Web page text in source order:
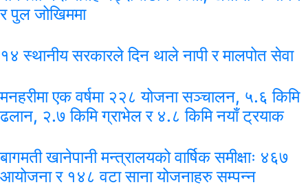
र पुल जोखिममा
१४ स्थानीय सरकारले दिन थाले नापी र मालपोत सेवा
मनहरीमा एक वर्षमा २२८ योजना सञ्चालन, ५.६ किमि
ढलान, २.७ किमि ग्राभेल र ४.८ किमि नयाँ ट्रयाक
बागमती खानेपानी मन्त्रालयको वार्षिक समीक्षाः ४६७
आयोजना र १४८ वटा साना योजनाहरु सम्पन्न